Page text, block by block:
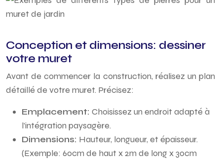
Conception et dimensions: dessiner
votre muret
Avant de commencer la construction, réalisez un plan
détaillé de votre muret. Précisez:
Emplacement: Choisissez un endroit adapté à
l’intégration paysagère.
Dimensions: Hauteur, longueur, et épaisseur.
(Exemple: 60cm de haut x 2m de long x 30cm